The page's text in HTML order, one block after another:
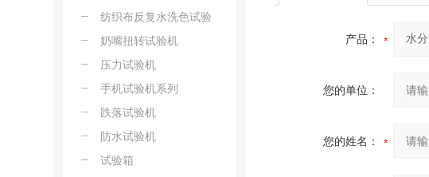
纺织布反复水洗色试验
机
奶嘴扭转试验机
压力试验机
手机试验机系列
跌落试验机
防水试验机
试验箱
产品：
您的单位：
您的姓名：